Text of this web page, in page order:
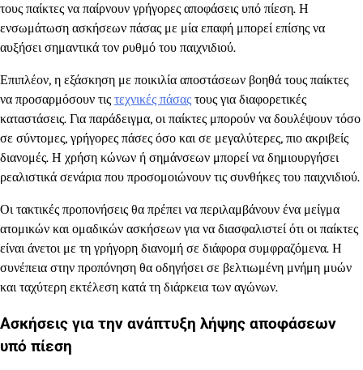
τους παίκτες να παίρνουν γρήγορες αποφάσεις υπό πίεση. Η
ενσωμάτωση ασκήσεων πάσας με μία επαφή μπορεί επίσης να
αυξήσει σημαντικά τον ρυθμό του παιχνιδιού.
Επιπλέον, η εξάσκηση με ποικιλία αποστάσεων βοηθά τους παίκτες
να προσαρμόσουν τις τεχνικές πάσας τους για διαφορετικές
καταστάσεις. Για παράδειγμα, οι παίκτες μπορούν να δουλέψουν τόσο
σε σύντομες, γρήγορες πάσες όσο και σε μεγαλύτερες, πιο ακριβείς
διανομές. Η χρήση κώνων ή σημάνσεων μπορεί να δημιουργήσει
ρεαλιστικά σενάρια που προσομοιώνουν τις συνθήκες του παιχνιδιού.
Οι τακτικές προπονήσεις θα πρέπει να περιλαμβάνουν ένα μείγμα
ατομικών και ομαδικών ασκήσεων για να διασφαλιστεί ότι οι παίκτες
είναι άνετοι με τη γρήγορη διανομή σε διάφορα συμφραζόμενα. Η
συνέπεια στην προπόνηση θα οδηγήσει σε βελτιωμένη μνήμη μυών
και ταχύτερη εκτέλεση κατά τη διάρκεια των αγώνων.
Ασκήσεις για την ανάπτυξη λήψης αποφάσεων
υπό πίεση